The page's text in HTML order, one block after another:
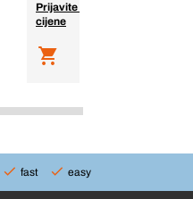
Prijavite se kako bi vidjeli
cijene
fast easy